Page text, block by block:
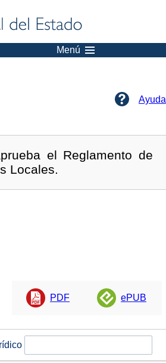
Menú
Ayuda
el Reglamento de
Locales.
PDF ePUB